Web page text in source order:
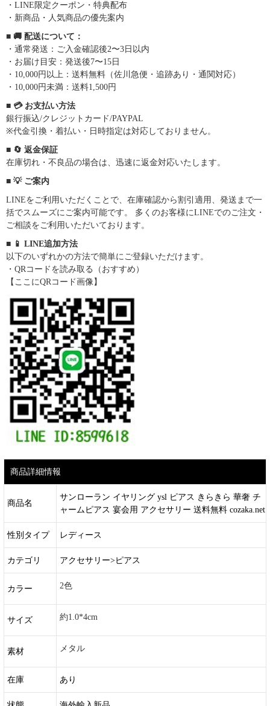
・LINE限定クーポン・特典配布
・新商品・人気商品の優先案内
■ 🚚 配送について：
・通常発送：ご入金確認後2〜3日以内
・お届け目安：発送後7〜15日
・10,000円以上：送料無料（佐川急便・追跡あり・通関対応）
・10,000円未満：送料1,500円
■ 💳 お支払い方法
銀行振込/クレジットカード/PAYPAL
※代金引換・着払い・日時指定は対応しておりません。
■ 🔄 返金保証
在庫切れ・不良品の場合は、迅速に返金対応いたします。
■ 💡 ご案内
LINEをご利用いただくことで、在庫確認から割引適用、発送まで一
括でスムーズにご案内可能です。 多くのお客様にLINEでのご注文・
ご相談をご利用いただいております。
■ 📱 LINE追加方法
以下のいずれかの方法で簡単にご登録いただけます。
・QRコードを読み取る（おすすめ）
【ここにQRコード画像】
商品詳細情報
商品名
サンローラン イヤリング ysl ピアス きらきら 華奢 チ
ャームピアス 宴会用 アクセサリー 送料無料 cozaka.net
性別タイプ レディース
カテゴリ アクセサリー>ピアス
カラー 2色
サイズ 約1.0*4cm
素材 メタル
在庫 あり